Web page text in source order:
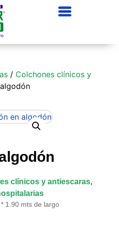
/ Colchones clínicos y
clínicos y antiescaras,
1.90 mts de largo